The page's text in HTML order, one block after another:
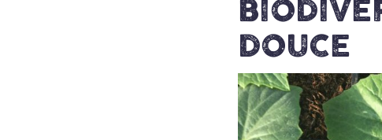
DOUCE